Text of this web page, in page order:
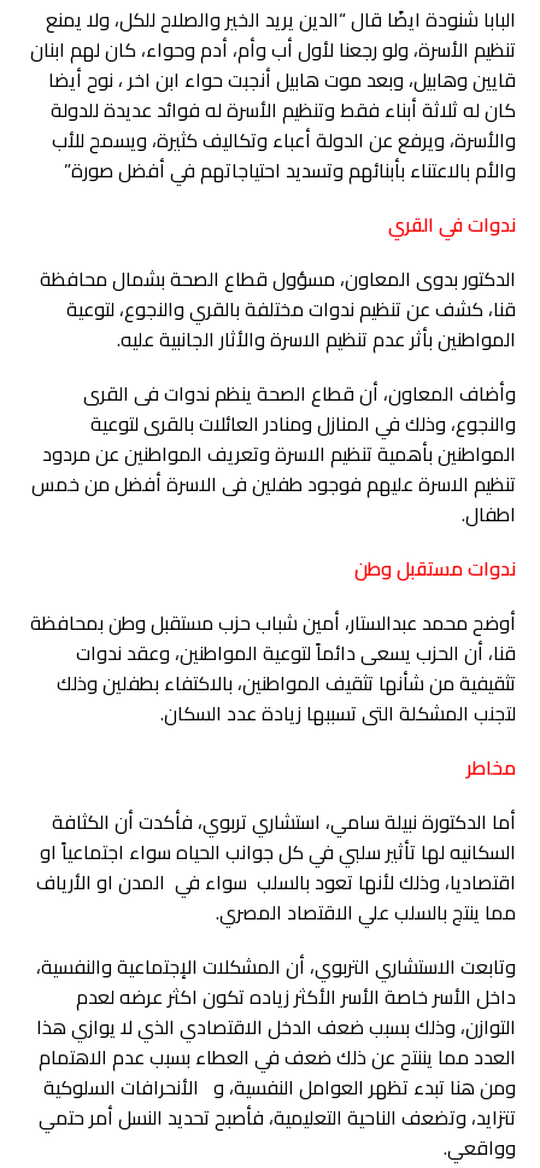
البابا شنودة ايضًا قال “الدين يريد الخير والصلاح للكل، ولا يمنع
تنظيم الأسرة، ولو رجعنا لأول أب وأم، أدم وحواء، كان لهم ابنان
قايين وهابيل، وبعد موت هابيل أنجبت حواء ابن اخر ، نوح أيضا
كان له ثلاثة أبناء فقط وتنظيم الأسرة له فوائد عديدة للدولة
والأسرة، ويرفع عن الدولة أعباء وتكاليف كثيرة، ويسمح للأب
والأم بالاعتناء بأبنائهم وتسديد احتياجاتهم في أفضل صورة”
ندوات في القري
الدكتور بدوى المعاون، مسؤول قطاع الصحة بشمال محافظة
قنا، كشف عن تنظيم ندوات مختلفة بالقري والنجوع، لتوعية
المواطنين بأثر عدم تنظيم الاسرة والأثار الجانبية عليه.
وأضاف المعاون، أن قطاع الصحة ينظم ندوات فى القرى
والنجوع، وذلك في المنازل ومنادر العائلات بالقرى لتوعية
المواطنين بأهمية تنظيم الاسرة وتعريف المواطنين عن مردود
تنظيم الاسرة عليهم فوجود طفلين فى الاسرة أفضل من خمس
اطفال.
ندوات مستقبل وطن
أوضح محمد عبدالستار، أمين شباب حزب مستقبل وطن بمحافظة
قنا، أن الحزب يسعى دائماً لتوعية المواطنين، وعقد ندوات
تثقيفية من شأنها تثقيف المواطنين، بالاكتفاء بطفلين وذلك
لتجنب المشكلة التى تسببها زيادة عدد السكان.
مخاطر
أما الدكتورة نبيلة سامي، استشاري تربوي، فأكدت أن الكثافة
السكانيه لها تأثير سلبي في كل جوانب الحياه سواء اجتماعياً او
اقتصاديا، وذلك لأنها تعود بالسلب سواء في المدن او الأرياف
مما ينتج بالسلب علي الاقتصاد المصري.
وتابعت الاستشاري التربوي، أن المشكلات الإجتماعية والنفسية،
داخل الأسر خاصة الأسر الأكثر زياده تكون اكثر عرضه لعدم
التوازن، وذلك بسبب ضعف الدخل الاقتصادي الذي لا يوازي هذا
العدد مما يننتح عن ذلك ضعف في العطاء بسبب عدم الاهتمام
ومن هنا تبدء تظهر العوامل النفسية، و الأنحرافات السلوكية
تتزايد، وتضعف الناحية التعليمية، فأصبح تحديد النسل أمر حتمي
وواقعي.